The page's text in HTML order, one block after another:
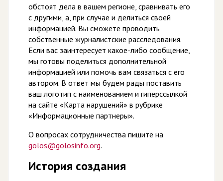
обстоят дела в вашем регионе, сравнивать его
с другими, а, при случае и делиться своей
информацией. Вы сможете проводить
собственные журналистские расследования.
Если вас заинтересует какое-либо сообщение,
мы готовы поделиться дополнительной
информацией или помочь вам связаться с его
автором. В ответ мы будем рады поставить
ваш логотип с наименованием и гиперссылкой
на сайте «Карта нарушений» в рубрике
«Информационные партнеры».
О вопросах сотрудничества пишите на
golos@golosinfo.org.
История создания